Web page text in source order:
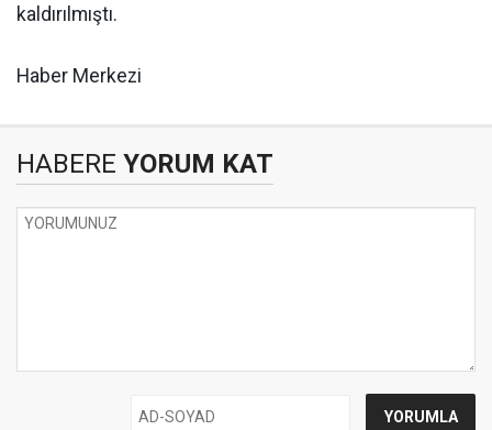
kaldırılmıştı.
Haber Merkezi
HABERE YORUM KAT